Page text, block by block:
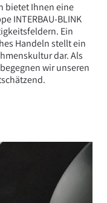
bietet Ihnen eine
INTERBAU-BLINK
Ein
Handeln stellt ein
dar. Als
wir unseren